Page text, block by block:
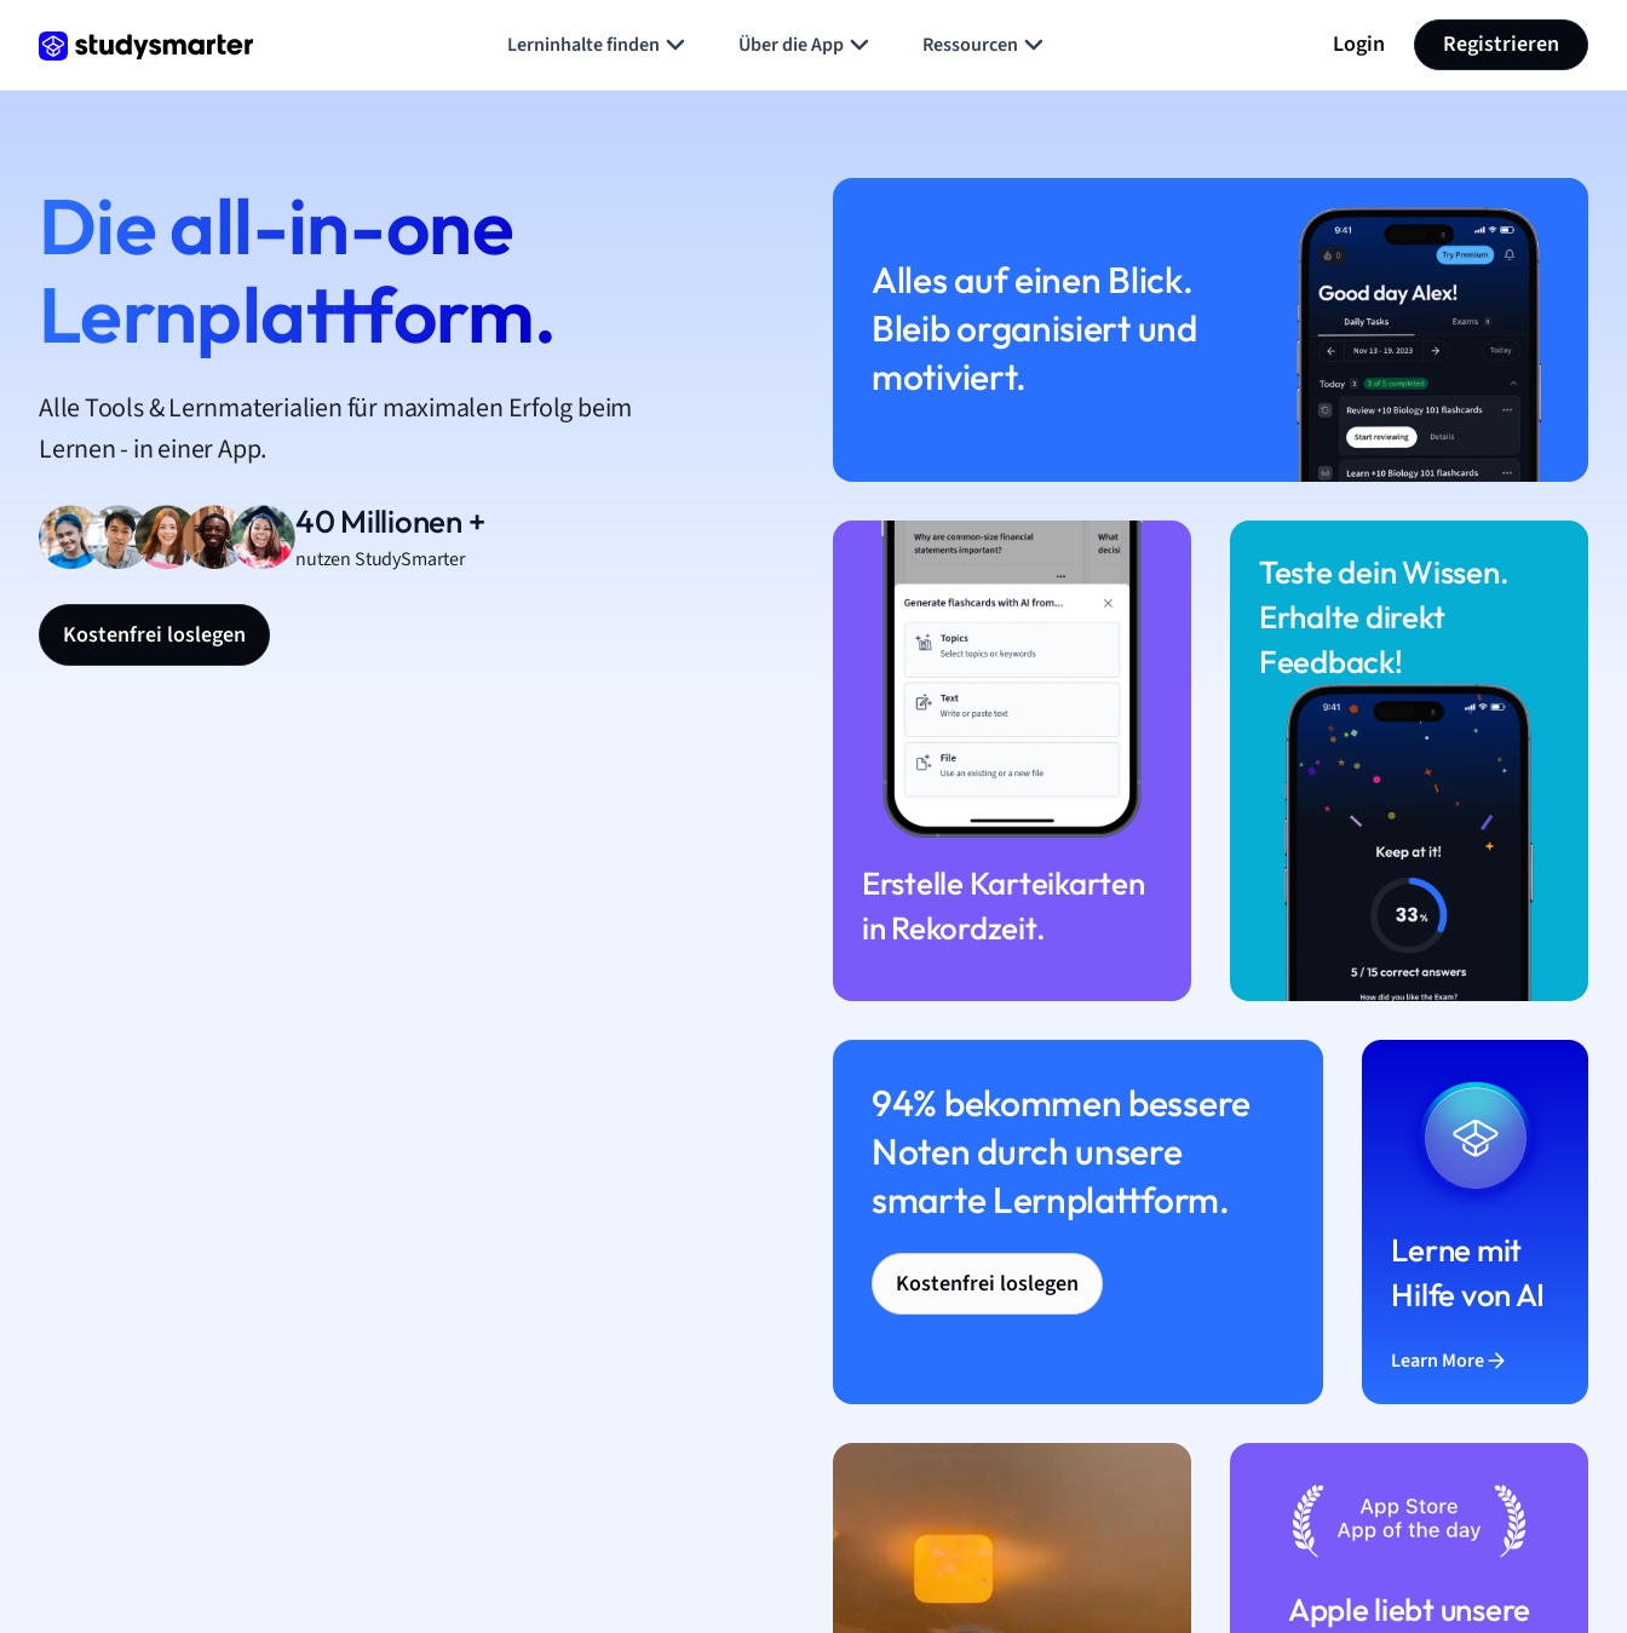
Lerninhalte finden Über die App Ressourcen Login Registrieren
Die all-in-one
Lernplattform.
Alle Tools & Lernmaterialien für maximalen Erfolg beim
Lernen - in einer App.
40 Millionen +
nutzen StudySmarter
Kostenfrei loslegen
Alles auf einen Blick.
Bleib organisiert und
motiviert.
Erstelle Karteikarten
in Rekordzeit.
Teste dein Wissen.
Erhalte direkt
Feedback!
94% bekommen bessere
Noten durch unsere
smarte Lernplattform.
Kostenfrei loslegen
Lerne mit
Hilfe von AI
Learn More
Apple liebt unsere